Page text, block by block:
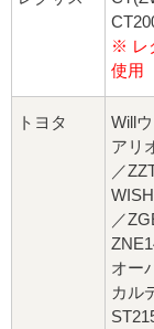
※ レ
使用
トヨタ
Will
アリ
／
／
オー
カル